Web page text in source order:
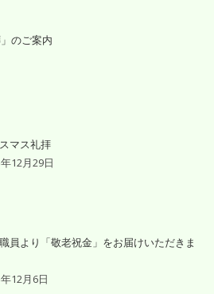
のご案内
マス礼拝
12月29日
員より「敬老祝金」をお届けいただきま
12月6日